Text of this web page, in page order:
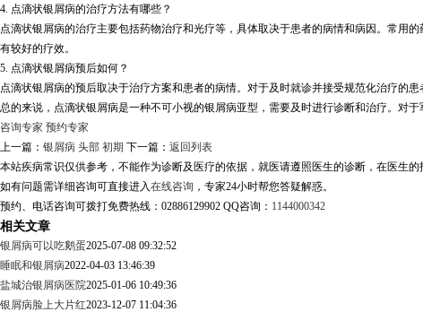
4. 点滴状银屑病的治疗方法有哪些？
点滴状银屑病的治疗主要包括药物治疗和光疗等，具体取决于患者的病情和病因。常用
有较好的疗效。
5. 点滴状银屑病预后如何？
点滴状银屑病的预后取决于治疗方案和患者的病情。对于及时就诊并接受规范化治疗的
总的来说，点滴状银屑病是一种不可小视的银屑病亚型，需要及时进行诊断和治疗。对
咨询专家 预约专家
上一篇： 银屑病 头部 初期 下一篇： 返回列表
本站疾病常识仅供参考，不能作为诊断及医疗的依据，就医请遵照医生的诊断，在医生的
如有问题需详细咨询可直接进入在线咨询 ，专家24小时帮您答疑解惑。
预约、电话咨询可拨打免费热线：02886129902 QQ咨询： 1144000342
相关文章
银屑病可以吃鹅蛋2025-07-08 09:32:52
睡眠和银屑病2022-04-03 13:46:39
盐城治银屑病医院2025-01-06 10:49:36
银屑病脸上大片红2023-12-07 11:04:36